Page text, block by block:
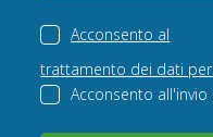
Acconsento al
trattamento dei dati
Acconsento all'invio